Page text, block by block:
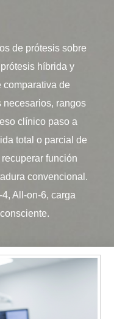
de prótesis sobre
híbrida y
comparativa de
necesarios, rangos
clínico paso a
total o parcial de
función
convencional.
All-on-6, carga